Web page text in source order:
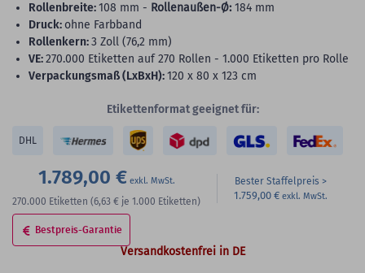
Rollenbreite:108 mm - Rollenaußen-Ø: 184 mm
Druck: ohne Farbband
Rollenkern:3 Zoll (76,2 mm)
VE:270.000 Etiketten auf 270 Rollen - 1.000 Etiketten pro Rolle
Verpackungsmaß (LxBxH):120 x 80 x 123 cm
Etikettenformat geeignet für:
DHL
1.789,00 €
270.000 Etiketten (6,63 € je 1.000 Etiketten)
Bester Staffelpreis
1.759,00 €
Bestpreis-Garantie
Versandkostenfrei in DE